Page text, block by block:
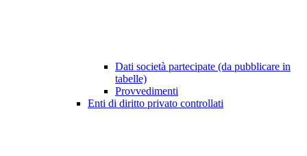
Dati società partecipate (da pubblicare in
tabelle)
Provvedimenti
Enti di diritto privato controllati